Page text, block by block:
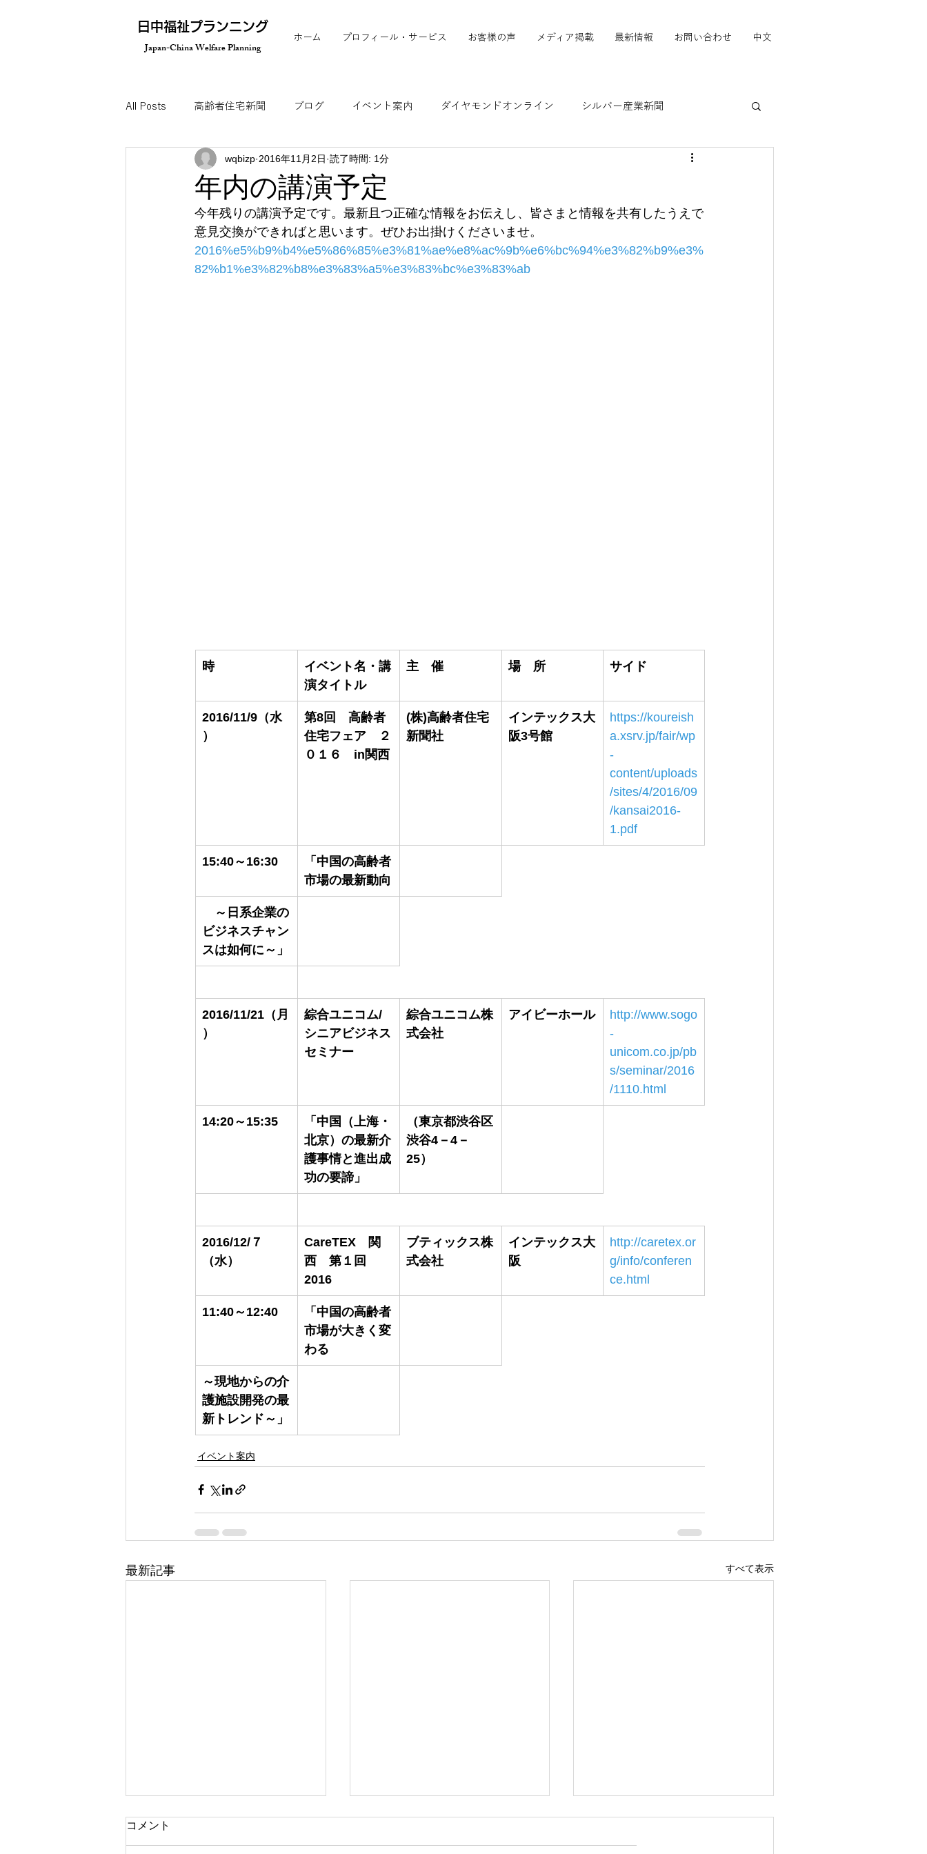
​日中福祉プランニング
Japan-China Welfare Planning
ホーム プロフィール・サービス お客様の声 メディア掲載 最新情報 お問い合わせ 中文
All Posts 高齢者住宅新聞 ブログ イベント案内 ダイヤモンドオンライン シルバー産業新聞
オンラインセミナー メディア掲載実績 シルバー新報
視察ツアーのご案内
年内の講演予定
wqbizp 2016年11月2日 読了時間: 1分
今年残りの講演予定です。最新且つ正確な情報をお伝えし、皆さまと情報を共有したうえで
意見交換ができればと思います。ぜひお出掛けくださいませ。
2016%e5%b9%b4%e5%86%85%e3%81%ae%e8%ac%9b%e6%bc%94%e3%82%b9%e3%
82%b1%e3%82%b8%e3%83%a5%e3%83%bc%e3%83%ab
時
イベント名・講
演タイトル
主　催 場　所 サイド
2016/11/9（水
）
第8回　高齢者
住宅フェア　２
０１６　in関西
(株)高齢者住宅
新聞社
インテックス大
阪3号館
https://koureish
a.xsrv.jp/fair/wp
-
content/uploads
/sites/4/2016/09
/kansai2016-
1.pdf
15:40～16:30
「中国の高齢者
市場の最新動向
～日系企業の
ビジネスチャン
スは如何に～」
2016/11/21（月
）
綜合ユニコム/
シニアビジネス
セミナー
綜合ユニコム株
式会社
アイビーホール
http://www.sogo
-
unicom.co.jp/pb
s/seminar/2016
/1110.html
14:20～15:35
「中国（上海・
北京）の最新介
護事情と進出成
功の要諦」
（東京都渋谷区
渋谷4－4－
25）
2016/12/７
（水）
CareTEX　関
西　第１回
2016
ブティックス株
式会社
インテックス大
阪
http://caretex.or
g/info/conferen
ce.html
11:40～12:40
「中国の高齢者
市場が大きく変
わる
～現地からの介
護施設開発の最
新トレンド～」
イベント案内
最新記事 すべて表示
コメント